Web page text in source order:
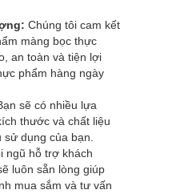
Chúng tôi cam kết
màng bọc thực
an toàn và tiện lợi
phẩm hàng ngày
sẽ có nhiều lựa
thước và chất liệu
dụng của bạn.
ngũ hỗ trợ khách
luôn sẵn lòng giúp
mua sắm và tư vấn